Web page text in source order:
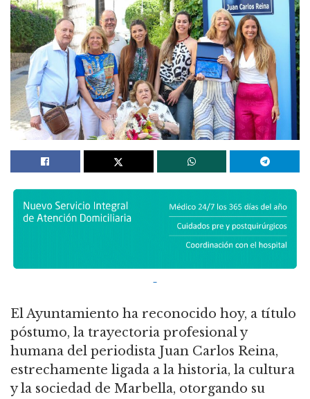
El Ayuntamiento ha reconocido hoy, a título
póstumo, la trayectoria profesional y
humana del periodista Juan Carlos Reina,
estrechamente ligada a la historia, la cultura
y la sociedad de Marbella, otorgando su